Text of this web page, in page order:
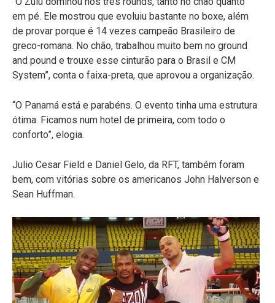
em pé. Ele mostrou que evoluiu bastante no boxe, além
de provar porque é 14 vezes campeão Brasileiro de
greco-romana. No chão, trabalhou muito bem no ground
and pound e trouxe esse cinturão para o Brasil e CM
System”, conta o faixa-preta, que aprovou a organização.
“O Panamá está e parabéns. O evento tinha uma estrutura
ótima. Ficamos num hotel de primeira, com todo o
conforto”, elogia.
Julio Cesar Field e Daniel Gelo, da RFT, também foram
bem, com vitórias sobre os americanos John Halverson e
Sean Huffman.